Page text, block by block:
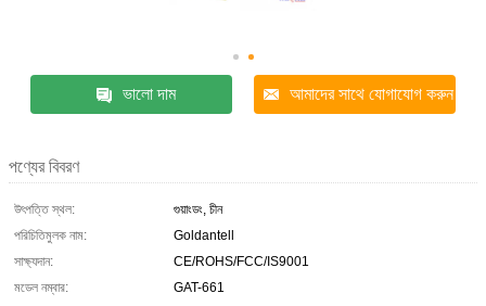
ভালো দাম আমাদের সাথে যোগাযোগ করুন
পণ্যের বিবরণ
উৎপত্তি স্থল:
গুয়াংডং, চীন
পরিচিতিমুলক নাম:
Goldantell
সাক্ষ্যদান:
CE/ROHS/FCC/IS9001
মডেল নম্বার:
GAT-661